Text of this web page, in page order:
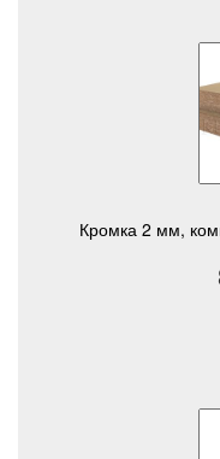
Кромка 2 мм,